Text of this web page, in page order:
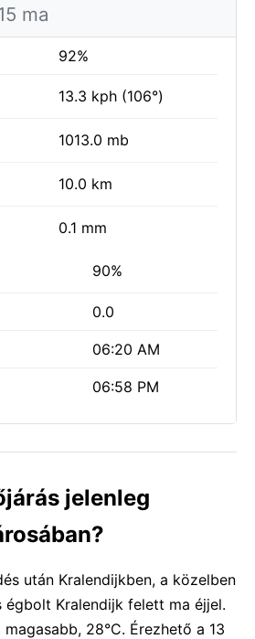
ma
92%
13.3 kph (106°)
1013.0 mb
10.0 km
0.1 mm
90%
0.0
06:20 AM
06:58 PM
jelenleg
után Kralendijkben, a közelben
égbolt Kralendijk felett ma éjjel.
28°C. Érezhető a 13